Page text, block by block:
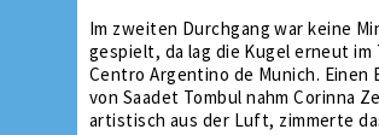
Im zweiten Durchgang war keine
gespielt, da lag die Kugel erneut im
Centro Argentino de Munich. Einen
von Saadet Tombul nahm Corinna
artistisch aus der Luft, zimmerte